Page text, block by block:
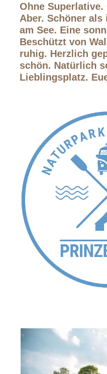
Ohne Superlative.
Aber. Schöner
am See. Eine
Beschützt von
ruhig. Herzlich
schön. Natürlich
Lieblingsplatz.